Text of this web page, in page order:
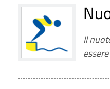
Il